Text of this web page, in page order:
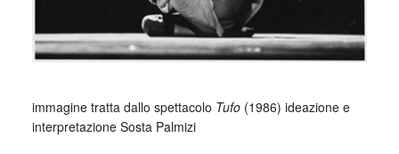
immagine tratta dallo spettacolo Tufo(1986) ideazione e
interpretazione Sosta Palmizi